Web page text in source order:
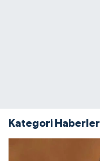
Kategori Haberler